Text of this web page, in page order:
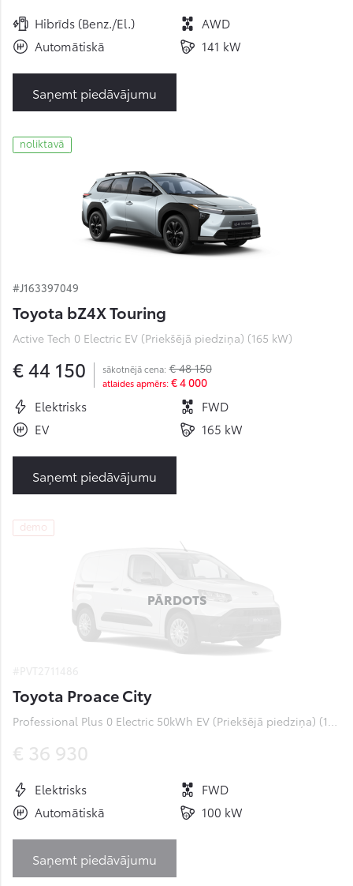
Hibrīds (Benz./El.)
AWD
Automātiskā
141 kW
Saņemt piedāvājumu
noliktavā
#J163397049
Toyota bZ4X Touring
Active Tech 0 Electric EV (Priekšējā piedziņa) (165 kW)
€ 44 150 sākotnējā cena: € 48 150
atlaides apmērs: € 4 000
Elektrisks
FWD
EV
165 kW
Saņemt piedāvājumu
demo
PĀRDOTS
Toyota Proace City
Professional Plus 0 Electric 50kWh EV (Priekšējā piedziņa) (100 kW)
€ 36 930
Elektrisks
FWD
Automātiskā
100 kW
Saņemt piedāvājumu